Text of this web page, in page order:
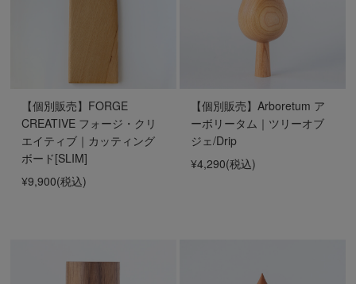
【個別販売】FORGE
CREATIVE フォージ・クリ
エイティブ｜カッティング
ボード[SLIM]
¥9,900(税込)
【個別販売】Arboretum ア
ーボリータム｜ツリーオブ
ジェ/Drip
¥4,290(税込)